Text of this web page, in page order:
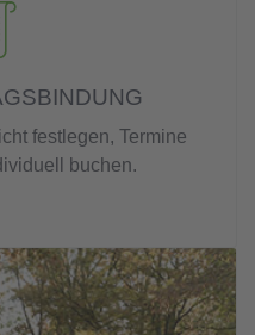
festlegen, Termine
buchen.